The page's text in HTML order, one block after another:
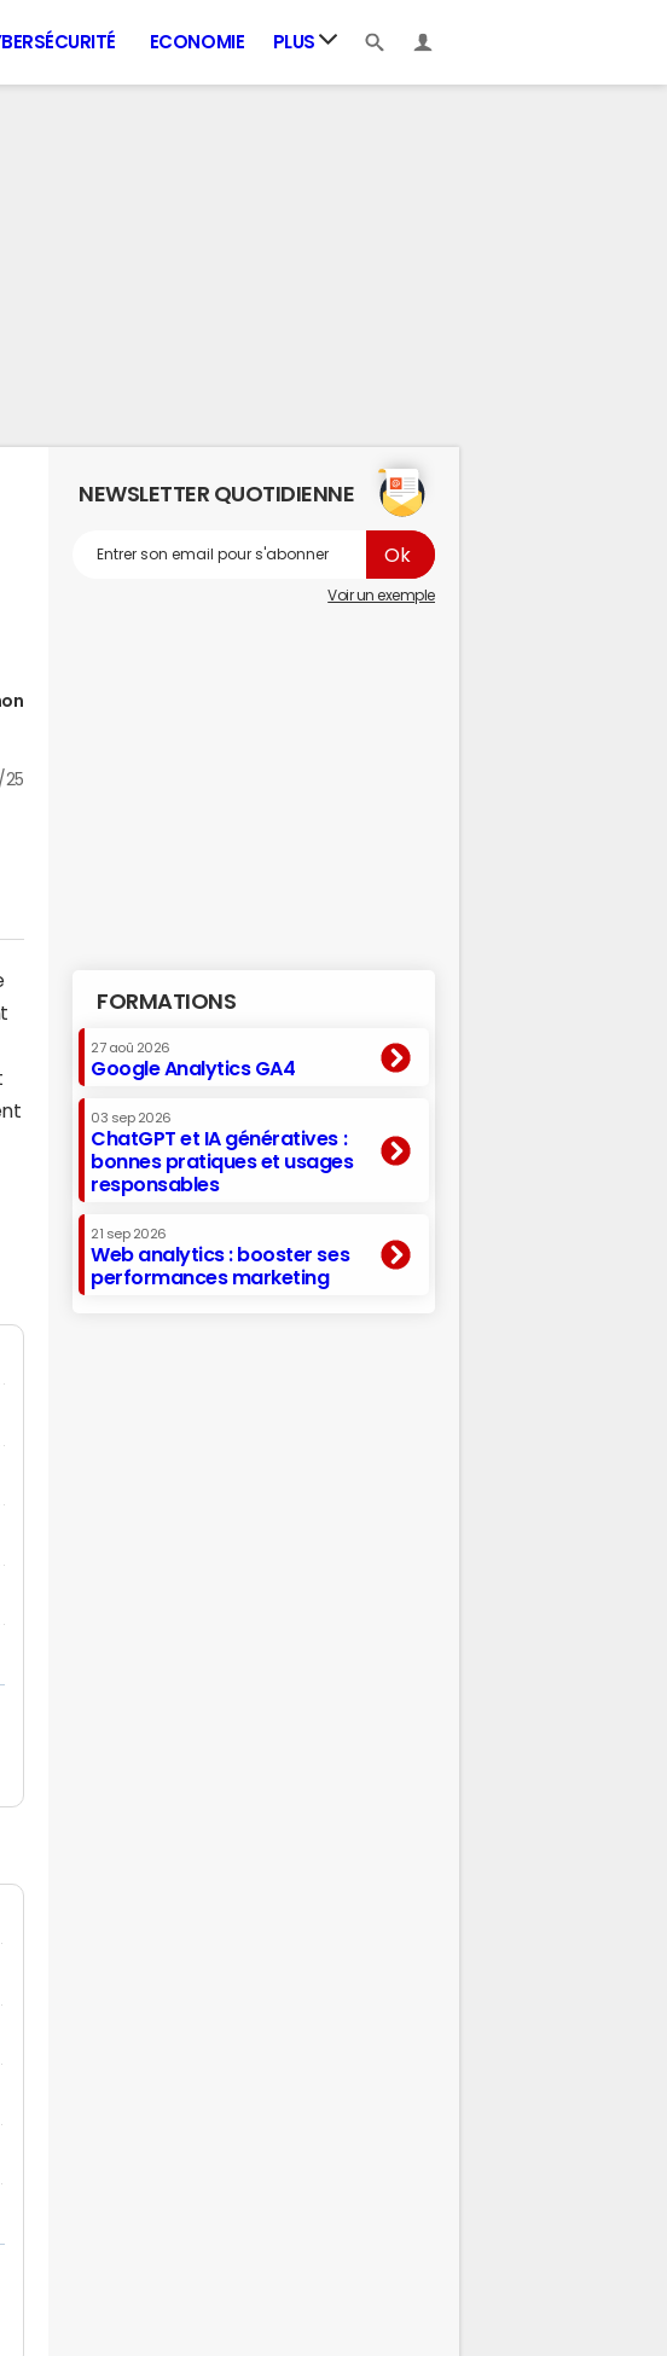
ECONOMIE PLUS
25
NEWSLETTER QUOTIDIENNE
Voir un exemple
FORMATIONS
27 aoû 2026
Google Analytics GA4
03 sep 2026
ChatGPT et IA génératives :
bonnes pratiques et usages
responsables
21 sep 2026
Web analytics : booster ses
performances marketing